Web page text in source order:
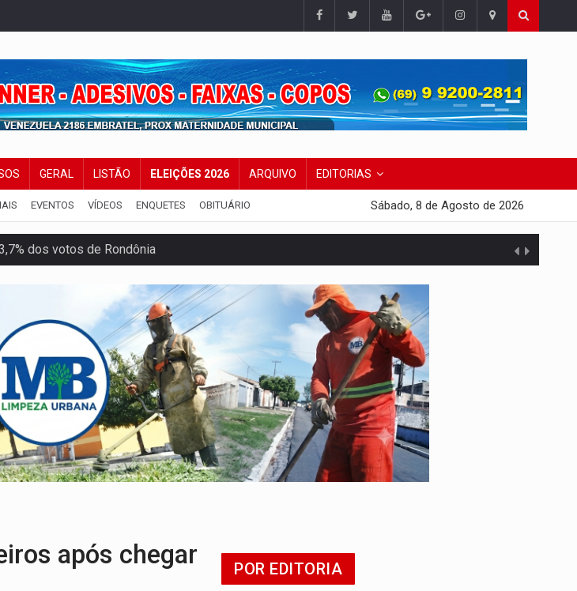
GERAL LISTÃO ELEIÇÕES 2026 ARQUIVO EDITORIAS
EVENTOS VÍDEOS ENQUETES OBITUÁRIO Sábado, 8 de Agosto de 2026
partem para tudo ou nada
investigação sob sigilo
ser automático
para Rondônia
Aramix em Super Nova Era
em corredor da cocaína
a história de uma ferrovia desgovernada
área atingida por erosão na EFMM
após chegar
POR EDITORIA